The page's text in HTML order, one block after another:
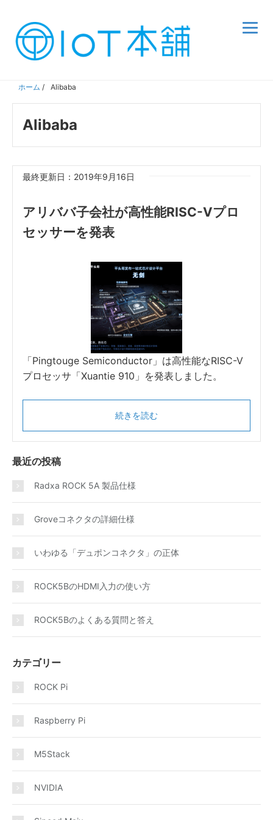
ホーム / Alibaba
Alibaba
最終更新日：2019年9月16日
アリババ子会社が高性能RISC-Vプロ
セッサーを発表
「Pingtouge Semiconductor」は高性能なRISC-V
プロセッサ「Xuantie 910」を発表しました。
続きを読む
最近の投稿
Radxa ROCK 5A 製品仕様
Groveコネクタの詳細仕様
いわゆる「デュポンコネクタ」の正体
ROCK5BのHDMI入力の使い方
ROCK5Bのよくある質問と答え
カテゴリー
ROCK Pi
Raspberry Pi
M5Stack
NVIDIA